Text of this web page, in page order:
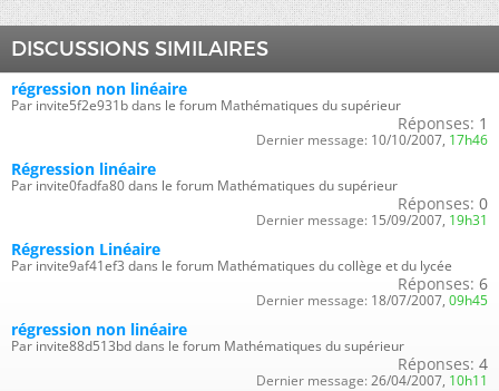
DISCUSSIONS SIMILAIRES
régression non linéaire
Par invite5f2e931b dans le forum Mathématiques du supérieur
Réponses: 1
Dernier message: 10/10/2007, 17h46
Régression linéaire
Par invite0fadfa80 dans le forum Mathématiques du supérieur
Réponses: 0
Dernier message: 15/09/2007, 19h31
Régression Linéaire
Par invite9af41ef3 dans le forum Mathématiques du collège et du lycée
Réponses: 6
Dernier message: 18/07/2007, 09h45
régression non linéaire
Par invite88d513bd dans le forum Mathématiques du supérieur
Réponses: 4
Dernier message: 26/04/2007, 10h11